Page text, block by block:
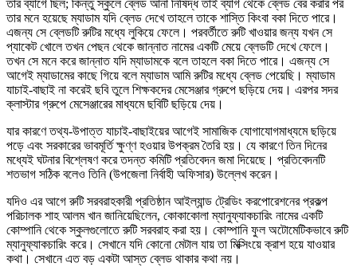
তার ব্যাগে ছিল; কিন্তু স্কুলে ব্লেড আনা নিষিদ্ধ তাই ব্যাগ থেকে ব্লেড বের করার পর
তার মনে হয়েছে ম্যাডাম যদি ব্লেড দেখে তাহলে তাকে শাস্তি কিংবা বকা দিতে পারে।
এজন্য সে ব্লেডটি রুটির মধ্যে লুকিয়ে ফেলে। পরবর্তীতে রুটি খাওয়ার জন্য যখন সে
প্যাকেট খোলে তখন পেছন থেকে জান্নাত নামের একটি মেয়ে ব্লেডটি দেখে ফেলে।
তখন সে মনে করে জান্নাত যদি ম্যাডামকে বলে তাহলে বকা দিতে পারে। এজন্য সে
আগেই ম্যাডামের কাছে গিয়ে বলে ম্যাডাম আমি রুটির মধ্যে ব্লেড পেয়েছি। ম্যাডাম
যাচাই-বাছাই না করেই ছবি তুলে শিক্ষকদের মেসেঞ্জার গ্রুপে ছড়িয়ে দেয়। এরপর সদর
ক্লাস্টার গ্রুপে মেসেঞ্জারের মাধ্যমে ছবিটি ছড়িয়ে দেয়।
যার কারণে তথ্য-উপাত্ত যাচাই-বাছাইয়ের আগেই সামাজিক যোগাযোগমাধ্যমে ছড়িয়ে
পড়ে এবং সরকারের ভাবমূর্তি ক্ষুণ্ণ হওয়ার উপক্রম তৈরি হয়। যে কারণে তিন দিনের
মধ্যেই ঘটনার বিশ্লেষণ করে তদন্ত কমিটি প্রতিবেদন জমা দিয়েছে। প্রতিবেদনটি
শতভাগ সঠিক বলেও তিনি (উপজেলা নির্বাহী অফিসার) উল্লেখ করেন।
যদিও এর আগে রুটি সরবরাহকারী প্রতিষ্ঠান আইল্যান্ড ট্রেডিং করপোরেশনের প্রকল্প
পরিচালক শাহ আলম খান জানিয়েছিলেন, কোকাকোলা ম্যানুফ্যাকচারিং নামের একটি
কোম্পানি থেকে স্কুলগুলোতে রুটি সরবরাহ করা হয়। কোম্পানি ফুল অটোমেটিকভাবে রুটি
ম্যানুফ্যাকচারিং করে। সেখানে যদি কোনো মেটাল যায় তা মিক্সিংয়ে ক্রাশ হয়ে যাওয়ার
কথা। সেখানে এত বড় একটা আস্ত ব্লেড থাকার কথা নয়।